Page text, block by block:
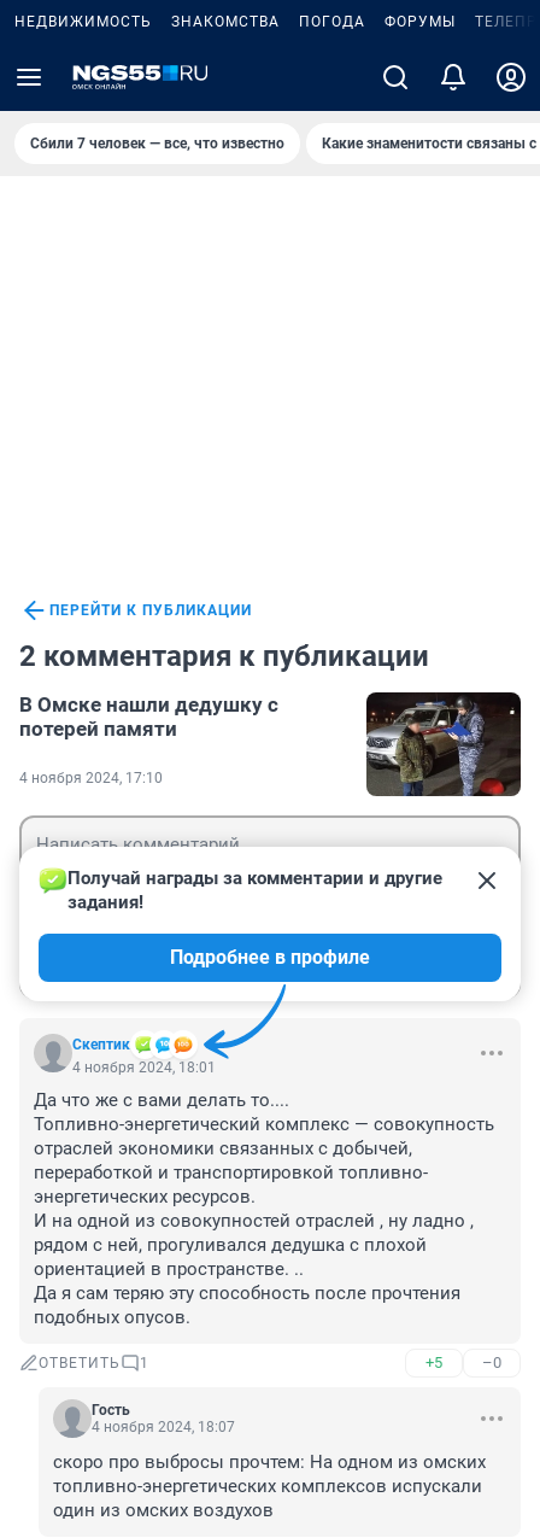
НЕДВИЖИМОСТЬ ЗНАКОМСТВА ПОГОДА ФОРУМЫ
Сбили 7 человек — все, что известно Какие знаменитости связаны
ПЕРЕЙТИ К ПУБЛИКАЦИИ
2 комментария к публикации
В Омске нашли дедушку с
потерей памяти
4 ноября 2024, 17:10
Скептик
Получай награды за комментарии и другие
задания!
Подробнее в профиле
4 ноября 2024, 18:01
Да что же с вами делать то....
Топливно-энергетический комплекс — совокупность
отраслей экономики связанных с добычей,
переработкой и транспортировкой топливно-
энергетических ресурсов.
И на одной из совокупностей отраслей , ну ладно ,
рядом с ней, прогуливался дедушка с плохой
ориентацией в пространстве. ..
Да я сам теряю эту способность после прочтения
подобных опусов.
ОТВЕТИТЬ 1 +5 –0
Гость
4 ноября 2024, 18:07
скоро про выбросы прочтем: На одном из омских
топливно-энергетических комплексов испускали
один из омских воздухов